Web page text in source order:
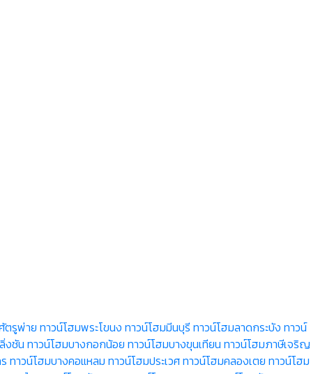
ตรูพ่าย ทาวน์โฮมพระโขนง ทาวน์โฮมมีนบุรี ทาวน์โฮมลาดกระบัง ทาวน์
งชัน ทาวน์โฮมบางกอกน้อย ทาวน์โฮมบางขุนเทียน ทาวน์โฮมภาษีเจริญ
ทาวน์โฮมบางคอแหลม ทาวน์โฮมประเวศทาวน์โฮมคลองเตย ทาวน์โฮม